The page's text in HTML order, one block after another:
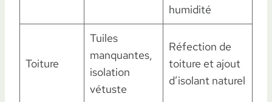
humidité
Toiture
Tuiles
manquantes,
isolation
vétuste
Réfection de
toiture et ajout
d’isolant naturel